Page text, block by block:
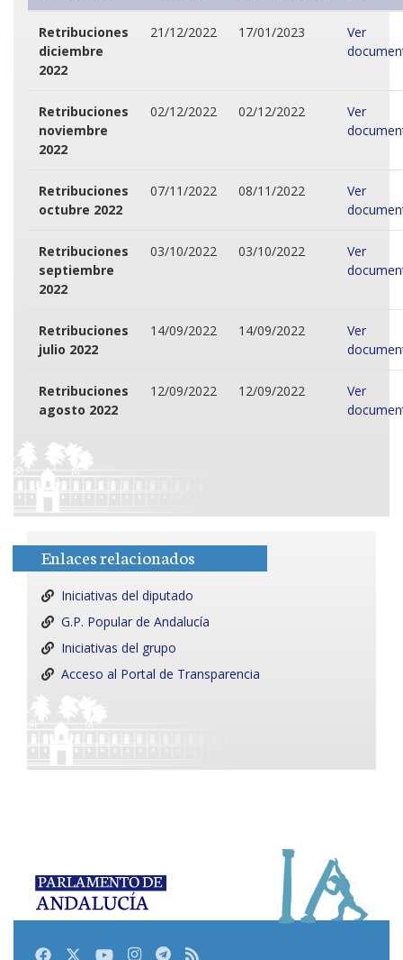
Retribuciones
diciembre
2022
21/12/2022 17/01/2023
Ver
Retribuciones
noviembre
2022
02/12/2022 02/12/2022
Ver
Retribuciones
octubre 2022
07/11/2022 08/11/2022
Ver
Retribuciones
septiembre
2022
03/10/2022 03/10/2022
Ver
Retribuciones
julio 2022
14/09/2022 14/09/2022
Ver
Retribuciones
agosto 2022
12/09/2022 12/09/2022
Ver
Enlaces relacionados
Iniciativas del diputado
G.P. Popular de Andalucía
Iniciativas del grupo
Acceso al Portal de Transparencia
FacebookTwitterYoutubeInstagram
Telegram
RSS